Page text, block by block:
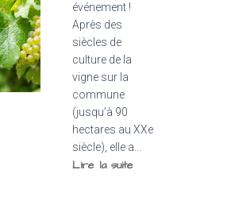
événement !
Après des
siècles de
culture de la
vigne sur la
commune
(jusqu’à 90
hectares au XXe
siècle), elle a...
Lire la suite